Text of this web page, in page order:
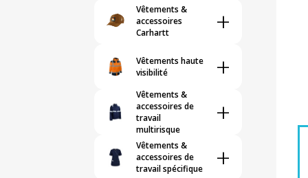
Vêtements &
accessoires
Carhartt
+
Vêtements haute
visibilité
+
Vêtements &
accessoires de
travail
multirisque
+
Vêtements &
accessoires de
travail spécifique
+